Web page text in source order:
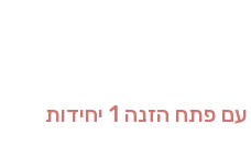
הזנה 1 יחידות